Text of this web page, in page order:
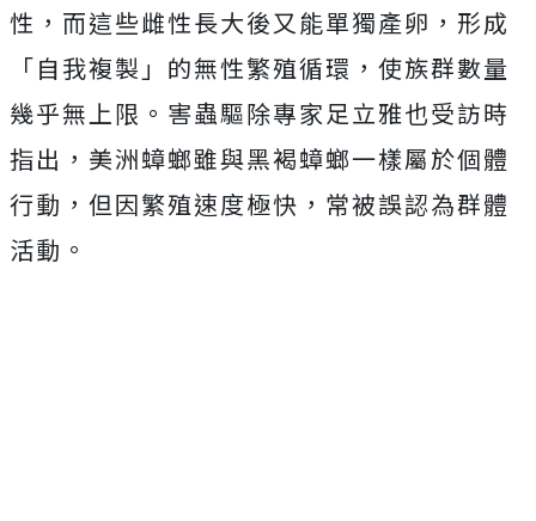
性，而這些雌性長大後又能單獨產卵 ，形成
「自我複製」的無性繁殖循環，使族群數量
幾乎無上限。害蟲驅除專家足立雅也受訪時
指出，美洲蟑螂雖與黑褐蟑螂一樣屬於個體
行動，但因繁殖速度極快，常被誤認為群體
活動。